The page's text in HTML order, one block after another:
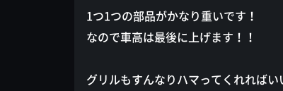
1つ1つの部品がかなり重いです！
なので車高は最後に上げます！！
グリルもすんなりハマってくれれば